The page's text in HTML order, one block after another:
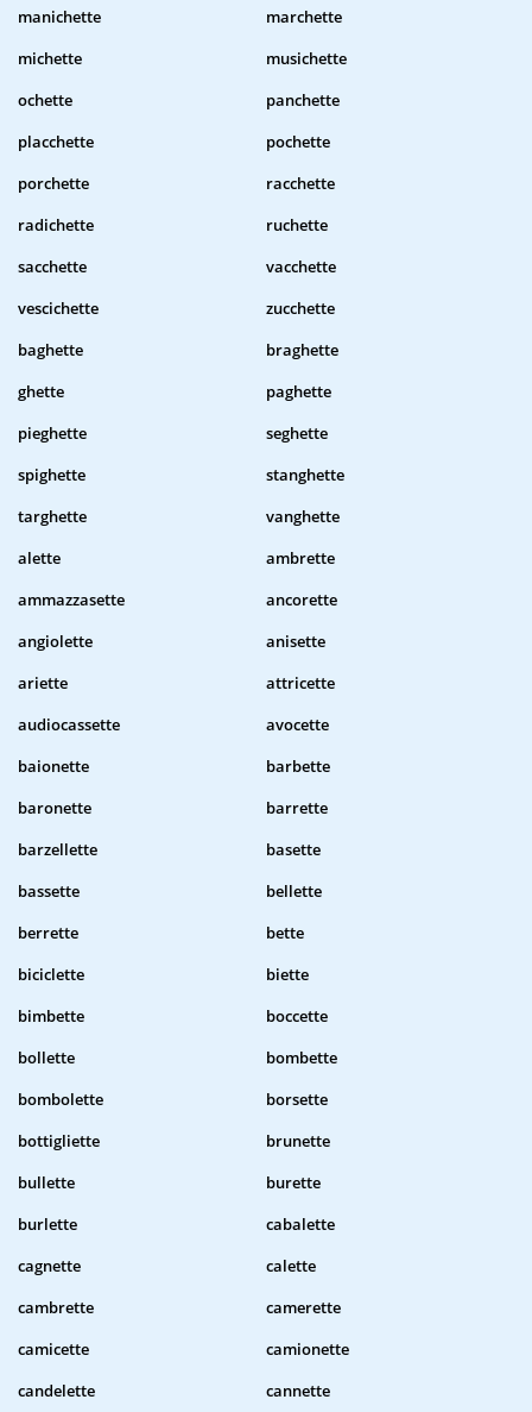
manichette
marchette
michette
musichette
ochette
panchette
placchette
pochette
porchette
racchette
radichette
ruchette
sacchette
vacchette
vescichette
zucchette
baghette
braghette
ghette
paghette
pieghette
seghette
spighette
stanghette
targhette
vanghette
alette
ambrette
ammazzasette
ancorette
angiolette
anisette
ariette
attricette
audiocassette
avocette
baionette
barbette
baronette
barrette
barzellette
basette
bassette
bellette
berrette
bette
biciclette
biette
bimbette
boccette
bollette
bombette
bombolette
borsette
bottigliette
brunette
bullette
burette
burlette
cabalette
cagnette
calette
cambrette
camerette
camicette
camionette
candelette
cannette